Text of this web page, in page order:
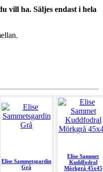
vill ha. Säljes endast i hela
Elise Sammetsgardin
Grå
Elise Sammet
Kuddfodral
Mörkgrå 45x45